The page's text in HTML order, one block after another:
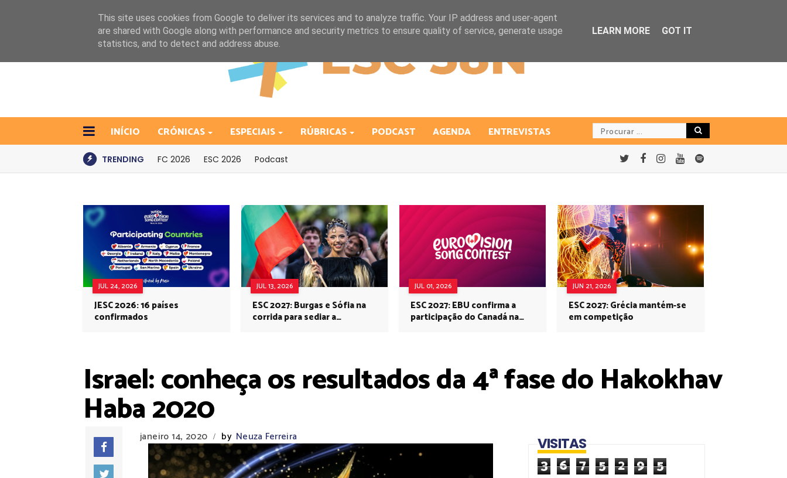
INÍCIO CRÓNICAS ESPECIAIS RÚBRICAS PODCAST AGENDA ENTREVISTAS
TRENDING FC 2026 ESC 2026 Podcast
JUL 24, 2026
JESC 2026: 16 países
confirmados
JUL 13, 2026
ESC 2027: Burgas e Sófia na
corrida para sediar a
JUL 01, 2026
ESC 2027: EBU confirma a
participação do Canadá na
JUN 21, 2026
ESC 2027: Grécia mantém-se
em competição
Israel: conheça os resultados da 4ª fase do Hakokhav
Haba 2020
janeiro 14, 2020 / by Neuza Ferreira VISITAS
3 6 7 5 2 9 5
This site uses cookies from Google to deliver its services and to analyze traffic. Your IP address and user-agent
are shared with Google along with performance and security metrics to ensure quality of service, generate usage
statistics, and to detect and address abuse.
LEARN MORE GOT IT